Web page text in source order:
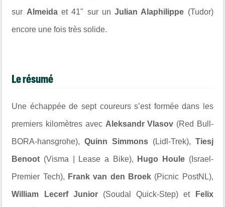
sur Almeidaet 41" sur unJulian Alaphilippe (Tudor)
encore une fois très solide.
Le résumé
Une échappée de sept coureurs s’est formée dans les
premiers kilomètres avec Aleksandr Vlasov (Red Bull-
BORA-hansgrohe),Quinn Simmons (Lidl-Trek), Tiesj
Benoot (Visma | Lease a Bike), Hugo Houle(Israel-
Premier Tech), Frank van den Broek (Picnic PostNL),
William Lecerf Junior(Soudal Quick-Step) et Felix